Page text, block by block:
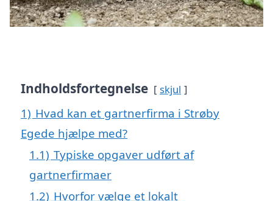
Indholdsfortegnelse skjul
1) Hvad kan et gartnerfirma i Strøby
Egede hjælpe med?
1.1) Typiske opgaver udført af
gartnerfirmaer
1.2) Hvorfor vælge et lokalt